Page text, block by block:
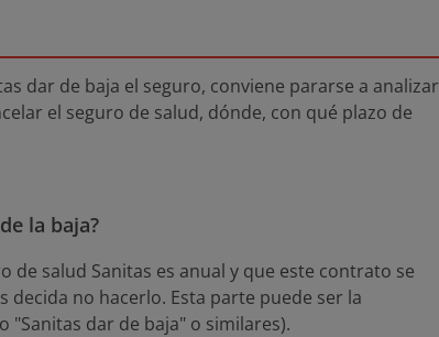
dar de baja el seguro, conviene pararse a analizar
el seguro de salud, dónde, con qué plazo de
la baja?
salud Sanitas es anual y que este contrato se
no hacerlo. Esta parte puede ser la
"Sanitas dar de baja" o similares).